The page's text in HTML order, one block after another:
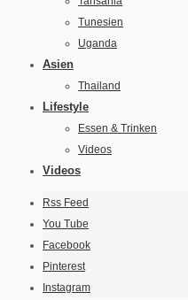
Tunesien
Uganda
Asien
Thailand
Lifestyle
Essen & Trinken
Videos
Videos
Rss Feed
You Tube
Facebook
Pinterest
Instagram